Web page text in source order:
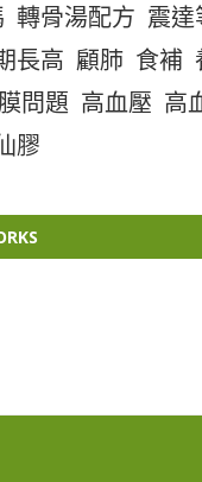
轉骨湯配方 震達
長高 顧肺 食補
問題 高血壓 高
膠